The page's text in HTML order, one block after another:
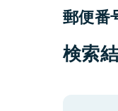
郵便番
検索